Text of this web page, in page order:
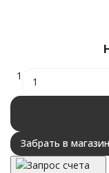
1
Забрать в
Запрос счета